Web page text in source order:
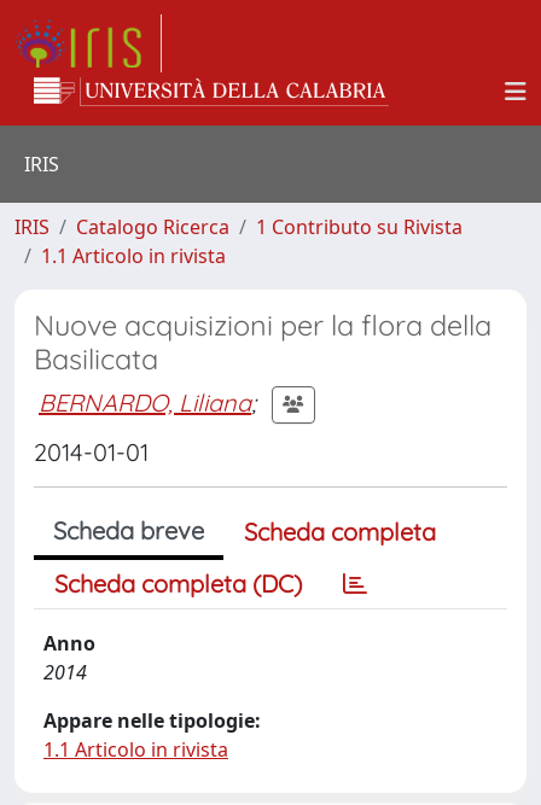
IRIS
IRIS Catalogo Ricerca
1 Contributo su Rivista
1.1 Articolo in rivista
Nuove acquisizioni per la flora della
Basilicata
BERNARDO, Liliana;
2014-01-01
Scheda breve
Scheda completa
Scheda completa (DC)
Anno
2014
Appare nelle tipologie:
1.1 Articolo in rivista